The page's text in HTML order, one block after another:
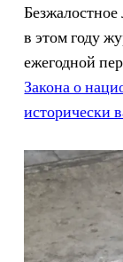
в этом году
ежегодной
Закона о
исторически